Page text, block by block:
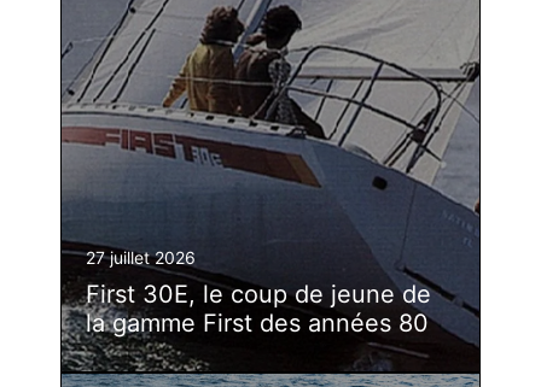
27 juillet 2026
First 30E, le coup de jeune de
la gamme First des années 80